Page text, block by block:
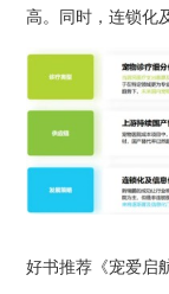
高。同时，连锁化
好书推荐《宠爱启